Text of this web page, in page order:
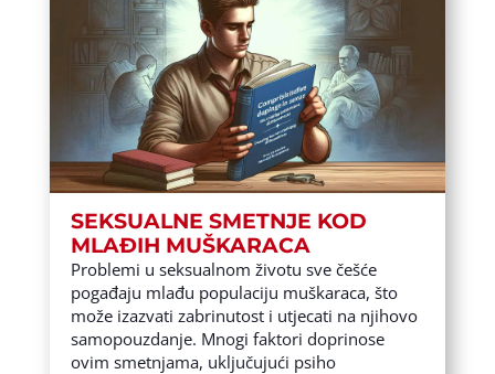
SEKSUALNE SMETNJE KOD
MLAĐIH MUŠKARACA
Problemi u seksualnom životu sve češće
pogađaju mlađu populaciju muškaraca, što
može izazvati zabrinutost i utjecati na njihovo
samopouzdanje. Mnogi faktori doprinose
ovim smetnjama, uključujući psiho